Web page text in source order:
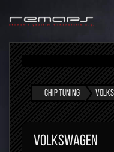
CHIP TUNING
VOLKSWAGEN